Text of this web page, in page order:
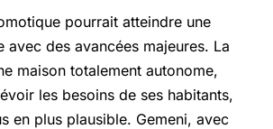
pourrait atteindre une
avec des avancées majeures. La
maison totalement autonome,
les besoins de ses habitants,
en plus plausible. Gemeni, avec